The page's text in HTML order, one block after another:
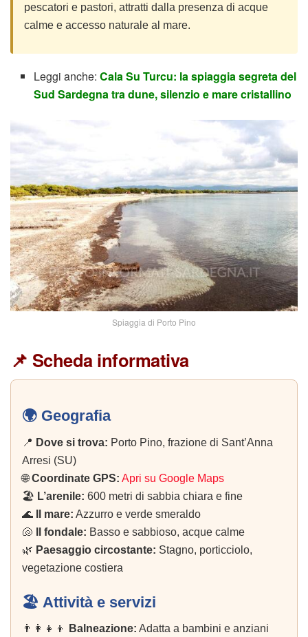
pescatori e pastori, attratti dalla presenza di acque
calme e accesso naturale al mare.
Leggi anche:Cala Su Turcu: la spiaggia segreta del
Sud Sardegna tra dune, silenzio e mare cristallino
Spiaggia di Porto Pino
📌 Scheda informativa
🌍 Geografia
📍 Dove si trova: Porto Pino, frazione di Sant’Anna
Arresi (SU)
🌐Coordinate GPS: Apri su Google Maps
🏖️ L’arenile: 600 metri di sabbia chiara e fine
🌊
Il mare: Azzurro e verde smeraldo
🐚
Il fondale: Basso e sabbioso, acque calme
🌿 Paesaggio circostante: Stagno, porticciolo,
vegetazione costiera
🏖️ Attività e servizi
👨‍👩‍👧‍👦 Balneazione: Adatta a bambini e anziani